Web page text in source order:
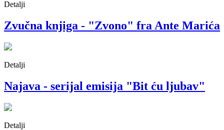
Detalji
Zvučna knjiga - "Zvono" fra Ante Marića
Detalji
Najava - serijal emisija "Bit ću ljubav"
Detalji